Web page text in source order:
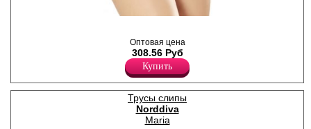
декорирована кружевом.
Лайкра 5%
Хлопок 95%
Оптовая цена
308.56 Руб
Купить
Трусы слипы
Norddiva
Maria